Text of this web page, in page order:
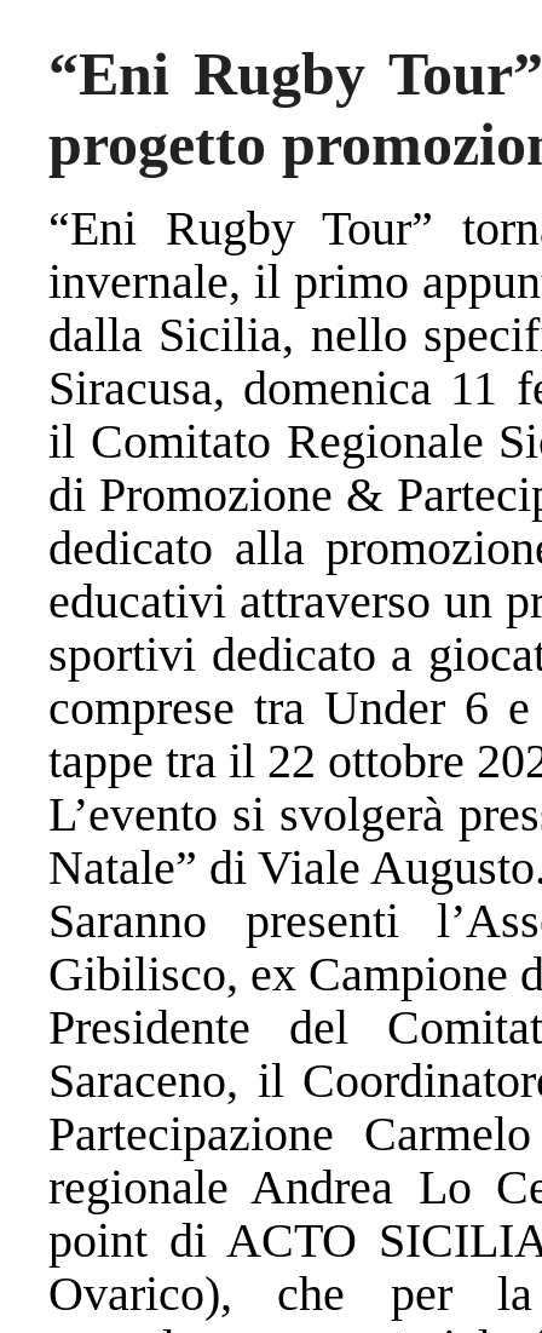
“Eni Rugby
progetto
“Eni Rugby Tour”
invernale, il primo
dalla Sicilia, nello
Siracusa, domenica 11
il Comitato Regionale
di Promozione &
dedicato alla
educativi attraverso un
sportivi dedicato a
comprese tra Under 6
tappe tra il 22 ottobre
L’evento si svolgerà
Natale” di Viale
Saranno presenti
Gibilisco, ex Campione
Presidente del
Saraceno, il
Partecipazione
regionale Andrea Lo
point di ACTO
Ovarico), che per la